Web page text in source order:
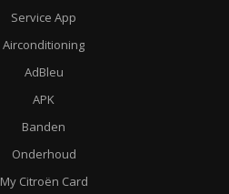
Service App
Airconditioning
AdBleu
APK
Banden
Onderhoud
My Citroën Card